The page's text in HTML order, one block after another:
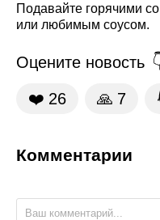
Подавайте горячими
или любимым соусом.
Оцените новость
❤️ 26 🙏 7
Комментарии